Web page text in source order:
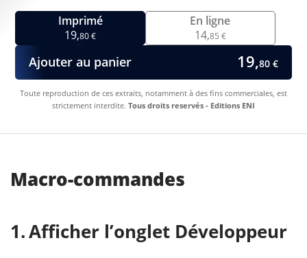
Imprimé
19,80 €
En ligne
14,85 €
Ajouter au panier 19,80 €
Toute reproduction de ces extraits, notamment à des fins commerciales, est
strictement interdite. Tous droits reservés - Editions ENI
Macro-commandes
Afficher l’onglet Développeur